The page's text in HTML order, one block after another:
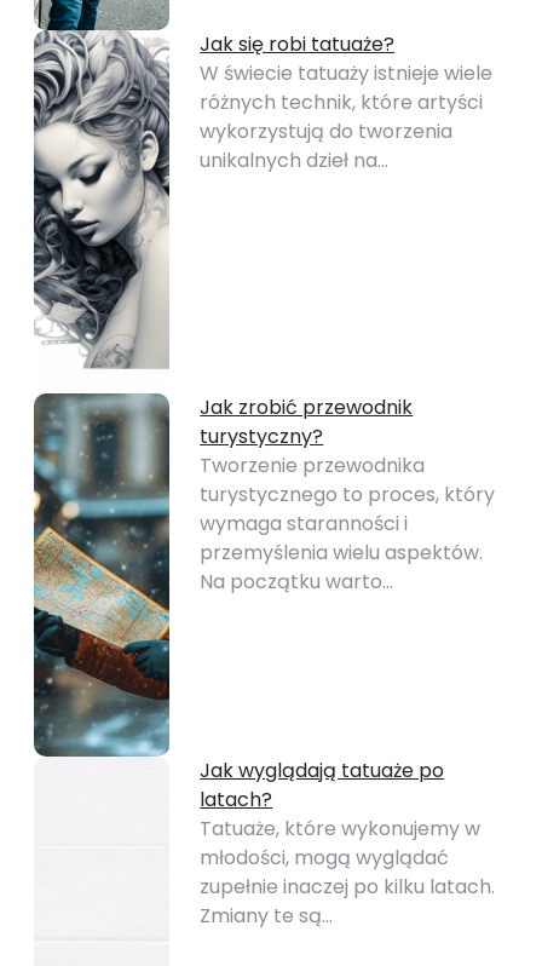
Jak się robi tatuaże?
W świecie tatuaży istnieje wiele
różnych technik, które artyści
wykorzystują do tworzenia
unikalnych dzieł na…
Jak zrobić przewodnik
turystyczny?
Tworzenie przewodnika
turystycznego to proces, który
wymaga staranności i
przemyślenia wielu aspektów.
Na początku warto…
Jak wyglądają tatuaże po
latach?
Tatuaże, które wykonujemy w
młodości, mogą wyglądać
zupełnie inaczej po kilku latach.
Zmiany te są…